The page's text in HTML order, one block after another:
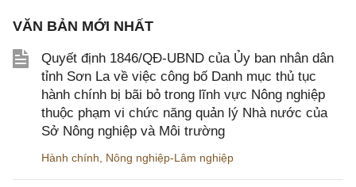
VĂN BẢN MỚI NHẤT
Quyết định 1846/QĐ-UBND của Ủy ban nhân dân
tỉnh Sơn La về việc công bố Danh mục thủ tục
hành chính bị bãi bỏ trong lĩnh vực Nông nghiệp
thuộc phạm vi chức năng quản lý Nhà nước của
Sở Nông nghiệp và Môi trường
Hành chính Nông nghiệp-Lâm nghiệp